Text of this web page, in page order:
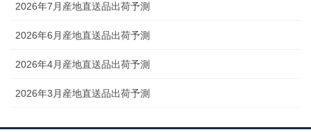
2026年7月産地直送品出荷予測
2026年6月産地直送品出荷予測
2026年4月産地直送品出荷予測
2026年3月産地直送品出荷予測